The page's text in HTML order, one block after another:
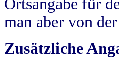
Ortsangabe für
man aber von
Zusätzliche